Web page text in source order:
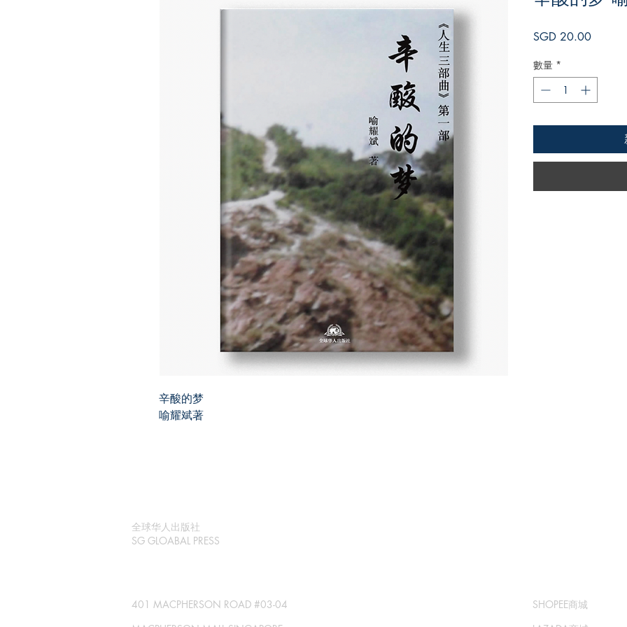
辛酸的梦
喻耀斌著
SGD 20.00價
數量 *
全球华人出版社
SG GLOABAL PRESS
401 MACPHERSON ROAD #03-04
SHOPEE商城